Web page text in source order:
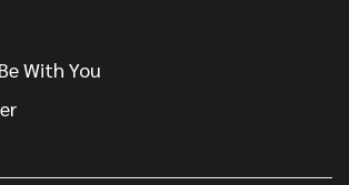
With You